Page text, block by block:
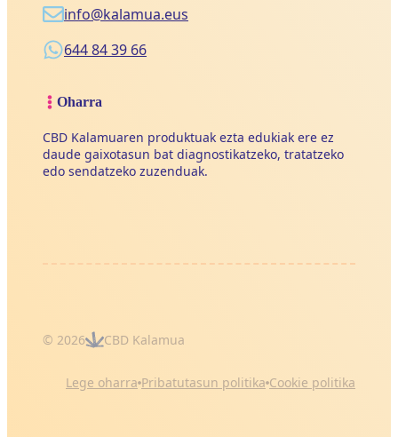
info@kalamua.eus
644 84 39 66
Oharra
CBD Kalamuaren produktuak ezta edukiak ere ez
daude gaixotasun bat diagnostikatzeko, tratatzeko
edo sendatzeko zuzenduak.
© 2026 CBD Kalamua
Lege oharra Pribatutasun politika Cookie politika